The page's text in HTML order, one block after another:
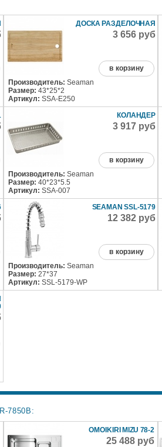
ДОСКА РАЗДЕЛОЧНАЯ
3 656 руб
в корзину
Производитель: Seaman
Размер: 43*25*2
Артикул: SSA-E250
КОЛАНДЕР
3 917 руб
в корзину
Производитель: Seaman
Размер: 40*23*5.5
Артикул: SSA-007
SEAMAN SSL-5179
12 382 руб
в корзину
Производитель: Seaman
Размер: 27*37
Артикул: SSL-5179-WP
7850B:
OMOIKIRI MIZU 78-2
25 488 руб